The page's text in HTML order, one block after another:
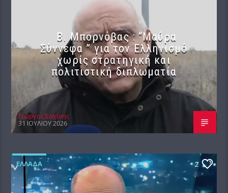
B. Μπορνόβας : “Μαύρα
Σύννεφα ” για τον Ελληνισμό
χωρίς στρατηγική και
πολιτιστική διπλωματία
Γιώργος Σαχίνης
31 ΙΟΥΛΊΟΥ 2026
ΕΛΛΆΔΑ 2